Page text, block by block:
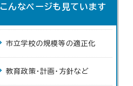
こんなページも見ています
市立学校の規模等の適正化
教育政策・計画・方針など